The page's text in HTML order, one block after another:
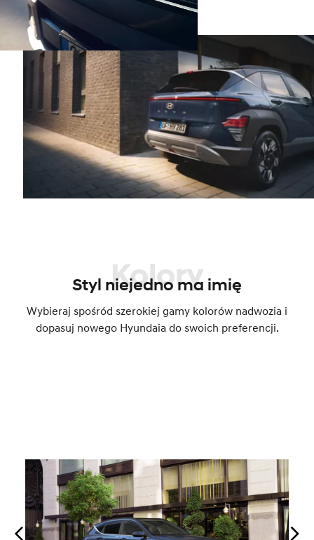
Kolory
Styl niejedno ma imię
Wybieraj spośród szerokiej gamy kolorów nadwozia i
dopasuj nowego Hyundaia do swoich preferencji.